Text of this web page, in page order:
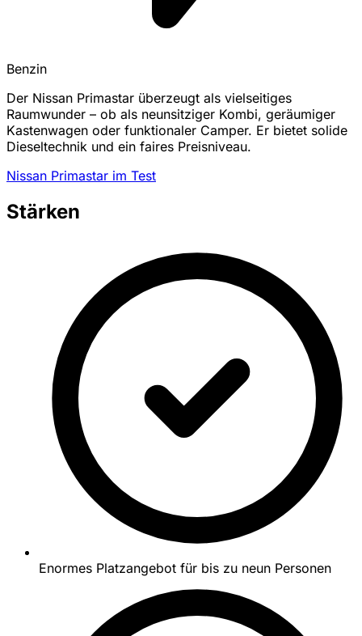
Benzin
Der Nissan Primastar überzeugt als vielseitiges
Raumwunder – ob als neunsitziger Kombi, geräumiger
Kastenwagen oder funktionaler Camper. Er bietet solide
Dieseltechnik und ein faires Preisniveau.
Nissan Primastar im Test
Stärken
Enormes Platzangebot für bis zu neun Personen